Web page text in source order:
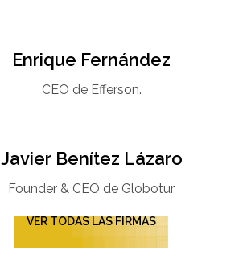
Enrique Fernández
CEO de Efferson.
Javier Benítez Lázaro
Founder & CEO de Globotur​
VER TODAS LAS FIRMAS